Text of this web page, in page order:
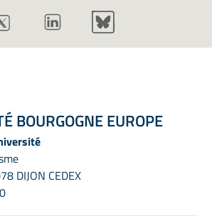
BOURGOGNE EUROPE
DIJON CEDEX